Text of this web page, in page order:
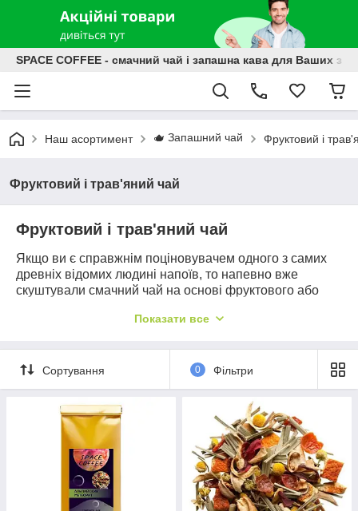
SPACE COFFEE - смачний чай і запашна кава для Ваших
Наш асортимент 🫖 Запашний чай Фруктовий і
Фруктовий і трав'яний чай
Фруктовий і трав'яний чай
Якщо ви є справжнім поціновувачем одного з самих
древніх відомих людині напоїв, то напевно вже
скуштували смачний чай на основі фруктового або
Трав'яний чай є тонізуючим і лікувальним напоєм. Він
Не можете підібрати потрібний варіант
фруктового або трав'яного чаю?
Напишіть нам Viber або Telegram, і наші менеджери з
радістю допоможуть Вам.
Показати все
Сортування 0 Фільтри